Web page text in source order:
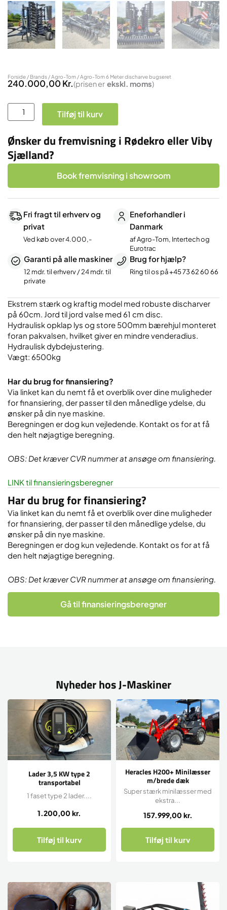
Forside / Brands /Agro-Tom / Agro-Tom 6 Meter discharve bugseret
240.000,00Kr.(prisen er ekskl. moms)
Agro-
Tom
Meter
discharve
Tilføj til kurv
Ønsker du fremvisning i Rødekro eller Viby
Sjælland?
Book fremvisning i showroom
Fri fragt til erhverv og
privat
Ved køb over 4.000,-
Eneforhandler i
Danmark
af Agro-Tom, Intertech og
Eurotrac
Garanti på alle maskiner
12 mdr. til erhverv / 24 mdr. til
private
Brug for hjælp?
Ring til os på+45 73 62 60 66
Ekstrem stærk og kraftig model med robuste discharver
på 60cm. Jord til jord valse med 61 cm disc.
Hydraulisk opklap lys og store 500mm bærehjul monteret
foran pakvalsen, hvilket giver en mindre venderadius.
Hydraulisk dybdejustering.
Vægt: 6500kg
Har du brug for finansiering?
Via linket kan du nemt få et overblik over dine muligheder
for finansiering, der passer til den månedlige ydelse, du
ønsker på din nye maskine.
Beregningen er dog kun vejledende. Kontakt os for at få
den helt nøjagtige beregning.
OBS: Det kræver CVR nummer at ansøge om finansiering.
LINK til finansieringsberegner
Har du brug for finansiering?
Via linket kan du nemt få et overblik over dine muligheder
for finansiering, der passer til den månedlige ydelse, du
ønsker på din nye maskine.
Beregningen er dog kun vejledende. Kontakt os for at få
den helt nøjagtige beregning.
OBS: Det kræver CVR nummer at ansøge om finansiering.
Gå til finansieringsberegner
Nyheder hos J-Maskiner
Lader 3,5 KW type 2
transportabel
1.200,00 kr.
1 faset type 2 lader....
Tilføj til kurv
Heracles H200+ Minilæsser
m/brede dæk
157.999,00 kr.
Super stærk minilæsser med
ekstra...
Tilføj til kurv